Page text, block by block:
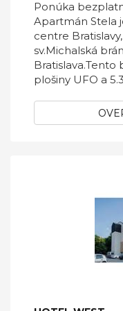
Ponúka
Apartmán Stela
centre
sv.Michalská
Bratislava.Tento
plošiny UFO a